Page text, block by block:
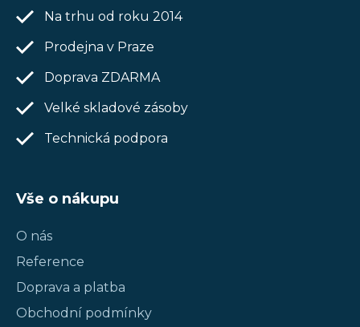
Na trhu od roku 2014
Prodejna v Praze
Doprava ZDARMA
Velké skladové zásoby
Technická podpora
Vše o nákupu
O nás
Reference
Doprava a platba
Obchodní podmínky